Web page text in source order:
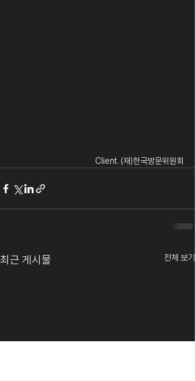
Client. (재)한국방문위원회
최근 게시물 전체 보기